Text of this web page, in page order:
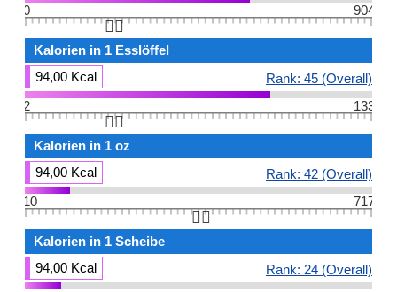
0
904
👆🏻
Kalorien in 1 Esslöffel
94,00 Kcal
Rank: 45 (Overall)
2
133
👆🏻
Kalorien in 1 oz
94,00 Kcal
Rank: 42 (Overall)
10
717
👆🏻
Kalorien in 1 Scheibe
94,00 Kcal
Rank: 24 (Overall)